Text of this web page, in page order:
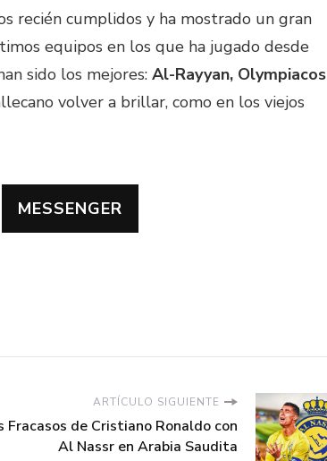
recién cumplidos y ha mostrado un gran
equipos en los que ha jugado desde
sido los mejores: Al-Rayyan, Olympiacos
volver a brillar, como en los viejos
MESSENGER
ARTÍCULO SIGUIENTE
Fracasos de Cristiano Ronaldo con
Al Nassr en Arabia Saudita